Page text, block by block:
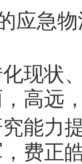
急物
现状
高远
力
费正